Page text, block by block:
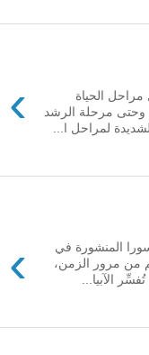
›
الحياة
وحتى مرحلة الرشد
لمراحل ا...
›
المنشورة في
من مرور الزمن،
الآبيا...